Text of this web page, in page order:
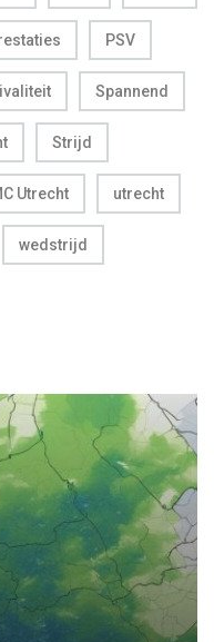
PSV
Spannend
Strijd
Utrecht utrecht
wedstrijd